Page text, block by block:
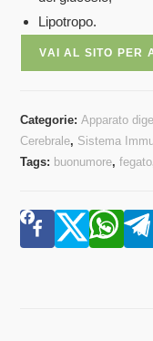
Lipotropo.
VAI AL SITO PER
Categorie:Apparato
Cerebrale, Sistema
Tags: buonumore,fegato